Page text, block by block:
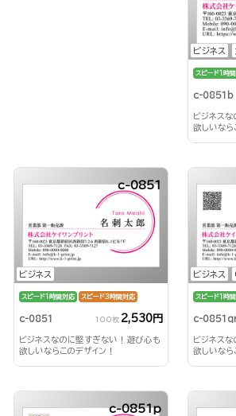
ビジネス
スピード1時
c-0851b
ビジネス
欲しいなら
ビジネス
c-0851
スピード1時間対応 スピード3時間対応
c-0851 100枚 2,530円
ビジネスなのに堅すぎない！遊び心も
欲しいならこのデザイン！
ビジネス
スピード1時
c-
ビジネス
欲しいなら
c-0851p